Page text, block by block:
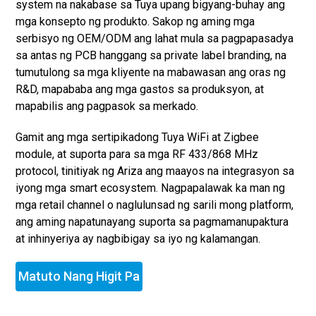
system na nakabase sa Tuya upang bigyang-buhay ang
mga konsepto ng produkto. Sakop ng aming mga
serbisyo ng OEM/ODM ang lahat mula sa pagpapasadya
sa antas ng PCB hanggang sa private label branding, na
tumutulong sa mga kliyente na mabawasan ang oras ng
R&D, mapababa ang mga gastos sa produksyon, at
mapabilis ang pagpasok sa merkado.
Gamit ang mga sertipikadong Tuya WiFi at Zigbee
module, at suporta para sa mga RF 433/868 MHz
protocol, tinitiyak ng Ariza ang maayos na integrasyon sa
iyong mga smart ecosystem. Nagpapalawak ka man ng
mga retail channel o naglulunsad ng sarili mong platform,
ang aming napatunayang suporta sa pagmamanupaktura
at inhinyeriya ay nagbibigay sa iyo ng kalamangan.
Matuto Nang Higit Pa